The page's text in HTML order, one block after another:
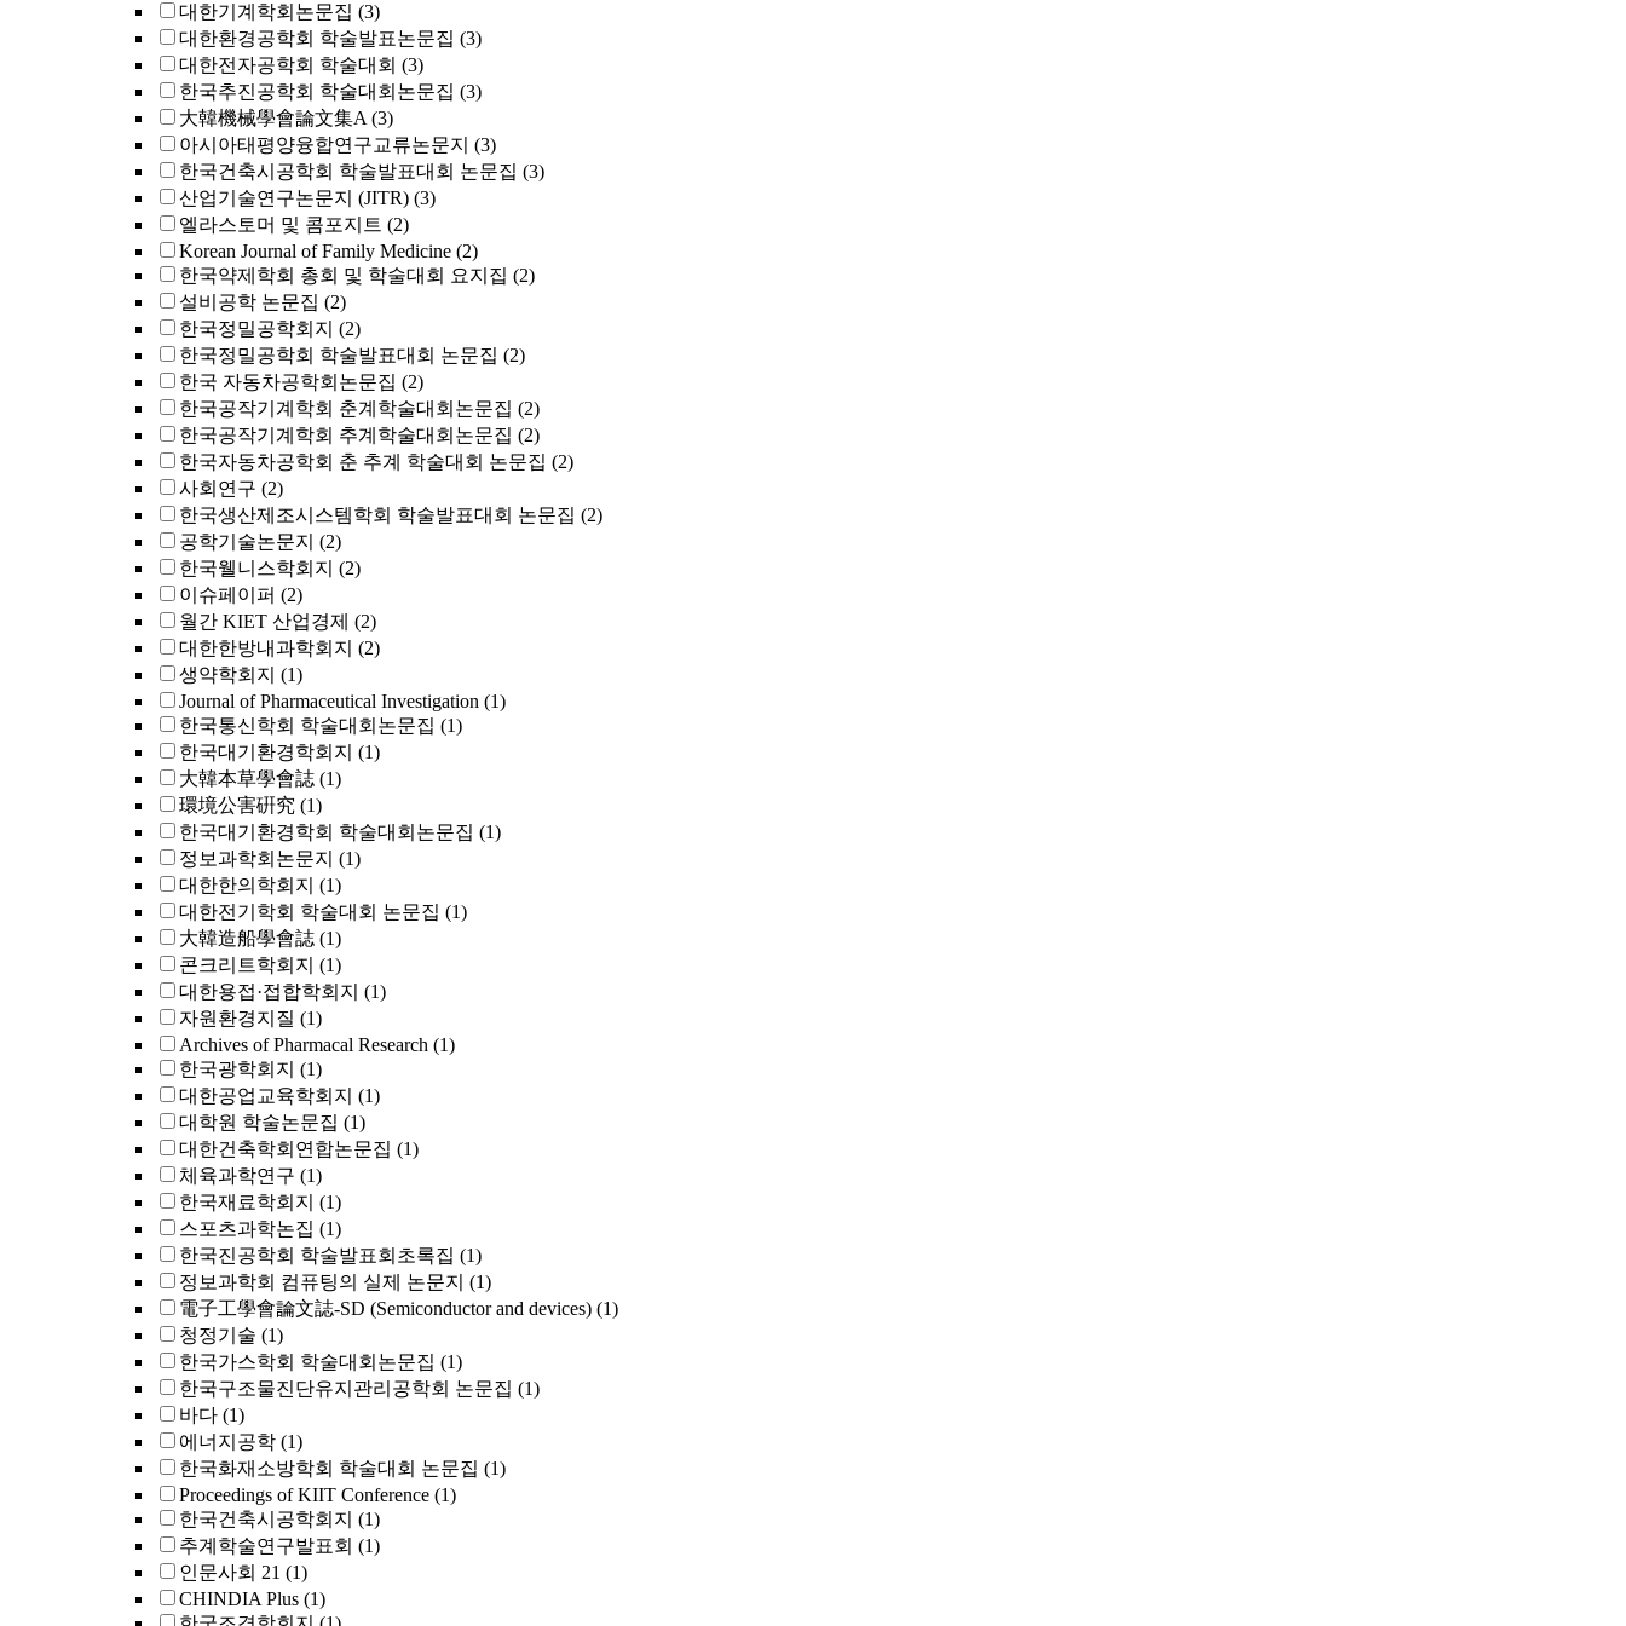
대한기계학회논문집 (3)
대한환경공학회 학술발표논문집 (3)
대한전자공학회 학술대회 (3)
한국추진공학회 학술대회논문집 (3)
大韓機械學會論文集A (3)
아시아태평양융합연구교류논문지 (3)
한국건축시공학회 학술발표대회 논문집 (3)
산업기술연구논문지 (JITR) (3)
엘라스토머 및 콤포지트 (2)
Korean Journal of Family Medicine (2)
한국약제학회 총회 및 학술대회 요지집 (2)
설비공학 논문집 (2)
한국정밀공학회지 (2)
한국정밀공학회 학술발표대회 논문집 (2)
한국 자동차공학회논문집 (2)
한국공작기계학회 춘계학술대회논문집 (2)
한국공작기계학회 추계학술대회논문집 (2)
한국자동차공학회 춘 추계 학술대회 논문집 (2)
사회연구 (2)
한국생산제조시스템학회 학술발표대회 논문집 (2)
공학기술논문지 (2)
한국웰니스학회지 (2)
이슈페이퍼 (2)
월간 KIET 산업경제 (2)
대한한방내과학회지 (2)
생약학회지 (1)
Journal of Pharmaceutical Investigation (1)
한국통신학회 학술대회논문집 (1)
한국대기환경학회지 (1)
大韓本草學會誌 (1)
環境公害硏究 (1)
한국대기환경학회 학술대회논문집 (1)
정보과학회논문지 (1)
대한한의학회지 (1)
대한전기학회 학술대회 논문집 (1)
大韓造船學會誌 (1)
콘크리트학회지 (1)
대한용접·접합학회지 (1)
자원환경지질 (1)
Archives of Pharmacal Research (1)
한국광학회지 (1)
대한공업교육학회지 (1)
대학원 학술논문집 (1)
대한건축학회연합논문집 (1)
체육과학연구 (1)
한국재료학회지 (1)
스포츠과학논집 (1)
한국진공학회 학술발표회초록집 (1)
정보과학회 컴퓨팅의 실제 논문지 (1)
電子工學會論文誌-SD (Semiconductor and devices) (1)
청정기술 (1)
한국가스학회 학술대회논문집 (1)
한국구조물진단유지관리공학회 논문집 (1)
바다 (1)
에너지공학 (1)
한국화재소방학회 학술대회 논문집 (1)
Proceedings of KIIT Conference (1)
한국건축시공학회지 (1)
추계학술연구발표회 (1)
인문사회 21 (1)
CHINDIA Plus (1)